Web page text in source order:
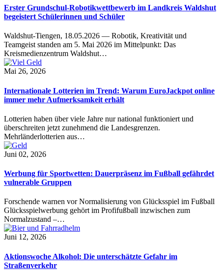
Erster Grundschul-Robotikwettbewerb im Landkreis Waldshut
begeistert Schülerinnen und Schüler
Waldshut-Tiengen, 18.05.2026 — Robotik, Kreativität und
Teamgeist standen am 5. Mai 2026 im Mittelpunkt: Das
Kreismedienzentrum Waldshut…
Mai 26, 2026
Internationale Lotterien im Trend: Warum EuroJackpot online
immer mehr Aufmerksamkeit erhält
Lotterien haben über viele Jahre nur national funktioniert und
überschreiten jetzt zunehmend die Landesgrenzen.
Mehrländerlotterien aus…
Juni 02, 2026
Werbung für Sportwetten: Dauerpräsenz im Fußball gefährdet
vulnerable Gruppen
Forschende warnen vor Normalisierung von Glücksspiel im Fußball
Glücksspielwerbung gehört im Profifußball inzwischen zum
Normalzustand –…
Juni 12, 2026
Aktionswoche Alkohol: Die unterschätzte Gefahr im
Straßenverkehr